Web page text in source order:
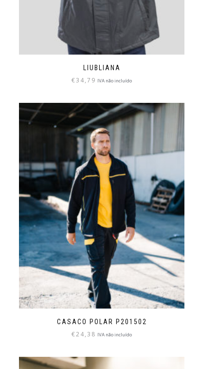
LIUBLIANA
€34,79 IVA não incluído
CASACO POLAR P201502
€24,38 IVA não incluído